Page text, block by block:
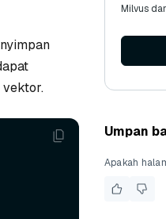
vektor.
Milvus
Umpan
Apakah